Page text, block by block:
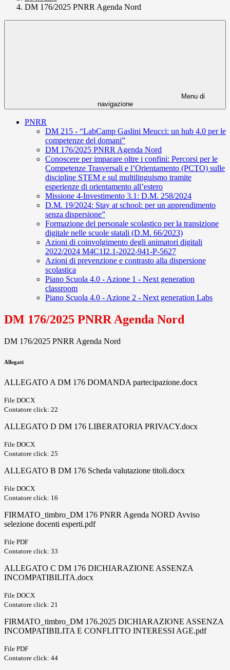
DM 176/2025 PNRR Agenda Nord
Menu di
navigazione
PNRR
DM 215 - “LabCamp Gaslini Meucci: un hub 4.0 per le
competenze del domani”
DM 176/2025 PNRR Agenda Nord
Conoscere per imparare oltre i confini: Percorsi per le
Competenze Trasversali e l’Orientamento (PCTO) sulle
discipline STEM e sul multilinguismo tramite
esperienze di orientamento all’estero
Missione 4-Investimento 3.1: D.M. 258/2024
D.M. 19/2024: Stay at school: per un apprendimento
senza dispersione”
Formazione del personale scolastico per la transizione
digitale nelle scuole statali (D.M. 66/2023)
Azioni di coinvolgimento degli animatori digitali
2022/2024 M4C1I2.1-2022-941-P-5627
Azioni di prevenzione e contrasto alla dispersione
scolastica
Piano Scuola 4.0 - Azione 1 - Next generation
classroom
Piano Scuola 4.0 - Azione 2 - Next generation Labs
DM 176/2025 PNRR Agenda Nord
DM 176/2025 PNRR Agenda Nord
Allegati
ALLEGATO A DM 176 DOMANDA partecipazione.docx
File DOCX
Contatore click: 22
ALLEGATO D DM 176 LIBERATORIA PRIVACY.docx
File DOCX
Contatore click: 25
ALLEGATO B DM 176 Scheda valutazione titoli.docx
File DOCX
Contatore click: 16
FIRMATO_timbro_DM 176 PNRR Agenda NORD Avviso
selezione docenti esperti.pdf
File PDF
Contatore click: 33
ALLEGATO C DM 176 DICHIARAZIONE ASSENZA
INCOMPATIBILITA.docx
File DOCX
Contatore click: 21
FIRMATO_timbro_DM 176.2025 DICHIARAZIONE ASSENZA
INCOMPATIBILITA E CONFLITTO INTERESSI AGE.pdf
File PDF
Contatore click: 44